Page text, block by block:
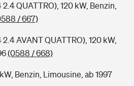
QUATTRO), 120 kW, Benzin,
/ 667)
AVANT QUATTRO), 120 kW,
(0588 / 668)
Benzin, Limousine, ab 1997